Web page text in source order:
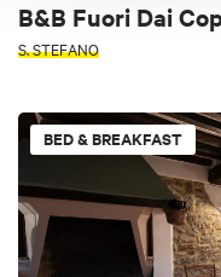
B&B Fuori Dai
S. STEFANO
BED & BREAKFAST